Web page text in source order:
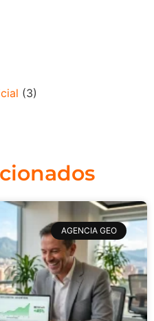
(3)
AGENCIA GEO